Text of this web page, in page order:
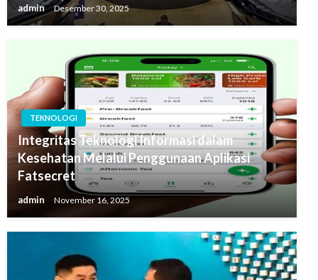
admin Desember 30, 2025
TEKNOLOGI
Integritas Teknologi Informasi dalam
Kesehatan Melalui Penggunaan Aplikasi
Fatsecret
admin November 16, 2025